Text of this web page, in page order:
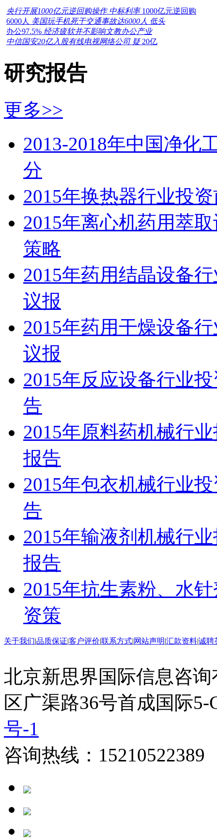
央行开展1000亿元逆回购操作 中标利率 1000亿元逆回购
6000人 美国玩手机死于交通事故达6000人 低头
办公97.5% 经济疲软并不影响文教办公产业
中信国安20亿入股有线电视网络公司 疑 20亿
研究报告
更多>>
2013-2018年中国净化
分
2015年换热器行业投
2015年离心机药用萃
策略
2015年药用结晶设备
议报
2015年药用干燥设备
议报
2015年反应设备行业
告
2015年原料药机械行
报告
2015年包衣机械行业
告
2015年输液剂机械行
报告
2015年抗生素粉、水
资策
关于我们|品质保证|客户评价|联系方式|网站声明|汇款资料|诚聘
北京新思界国际信息咨
区广渠路36号首成国际
号-1
咨询热线：